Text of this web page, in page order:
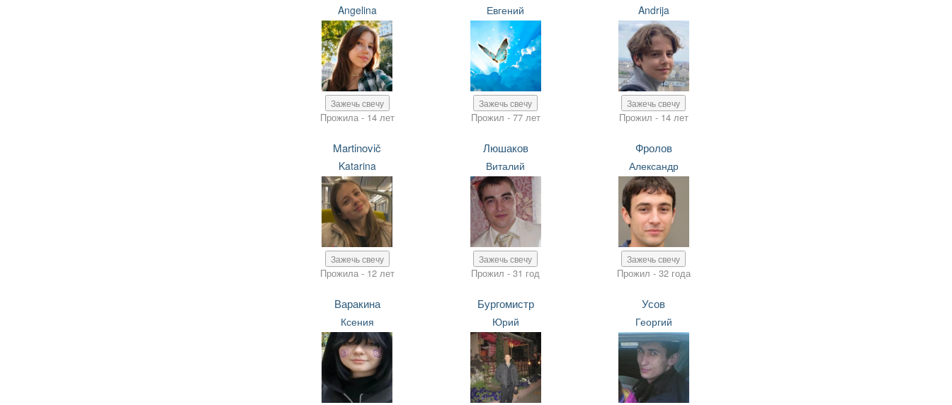
Angelina
Зажечь свечу
Прожила - 14 лет
Евгений
Зажечь свечу
Прожил - 77 лет
Andrija
Зажечь свечу
Прожил - 14 лет
Martinovič
Katarina
Зажечь свечу
Прожила - 12 лет
Люшаков
Виталий
Зажечь свечу
Прожил - 31 год
Фролов
Александр
Зажечь свечу
Прожил - 32 года
Варакина
Ксения
Бургомистр
Юрий
Усов
Георгий